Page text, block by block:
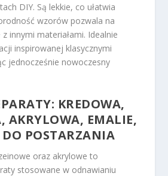
DIY. Są lekkie, co ułatwia
wzorów pozwala na
innymi materiałami. Idealnie
inspirowanej klasycznymi
jednocześnie nowoczesny
KREDOWA,
AKRYLOWA, EMALIE,
DO POSTARZANIA
oraz akrylowe to
stosowane w odnawianiu